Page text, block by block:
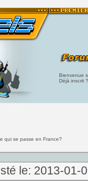
Bienvenue
Déjà inscrit
qui se passe en France?
le: 2013-01-